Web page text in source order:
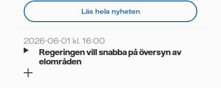
Läs hela nyheten
2026-06-01 kl. 16:00
Regeringen vill snabba på översyn av
elområden